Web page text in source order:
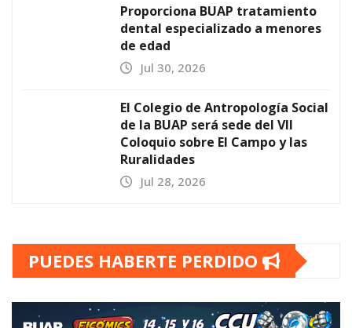
Proporciona BUAP tratamiento
dental especializado a menores
de edad
Jul 30, 2026
El Colegio de Antropología Social
de la BUAP será sede del VII
Coloquio sobre El Campo y las
Ruralidades
Jul 28, 2026
PUEDES HABERTE PERDIDO